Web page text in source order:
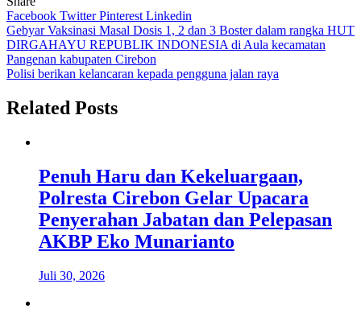
Facebook TwitterPinterest Linkedin
Navigasi
pos
Gebyar Vaksinasi Masal Dosis 1, 2 dan 3 Boster dalam rangka HUT
DIRGAHAYU REPUBLIK INDONESIA di Aula kecamatan
Pangenan kabupaten Cirebon
Polisi berikan kelancaran kepada pengguna jalan raya
Related Posts
Penuh Haru dan Kekeluargaan,
Polresta Cirebon Gelar Upacara
Penyerahan Jabatan dan Pelepasan
AKBP Eko Munarianto
Juli 30, 2026